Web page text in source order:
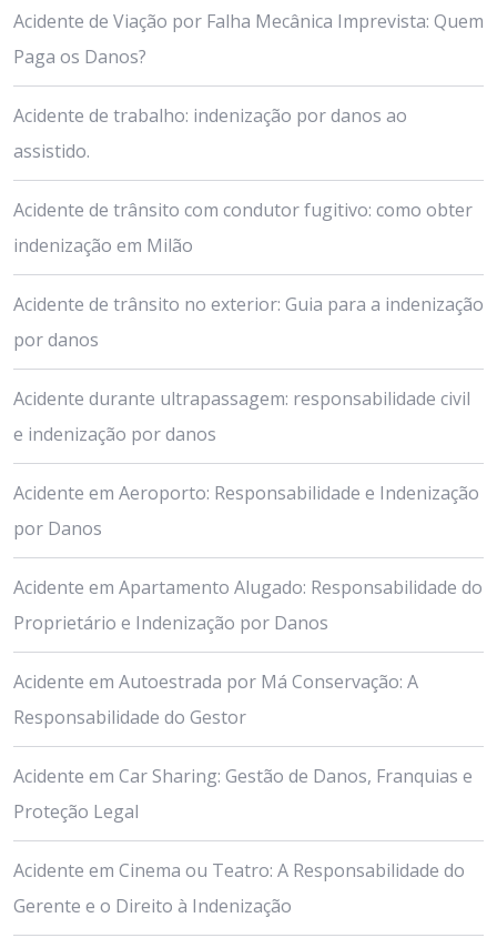
Acidente de Viação por Falha Mecânica Imprevista: Quem
Paga os Danos?
Acidente de trabalho: indenização por danos ao
assistido.
Acidente de trânsito com condutor fugitivo: como obter
indenização em Milão
Acidente de trânsito no exterior: Guia para a indenização
por danos
Acidente durante ultrapassagem: responsabilidade civil
e indenização por danos
Acidente em Aeroporto: Responsabilidade e Indenização
por Danos
Acidente em Apartamento Alugado: Responsabilidade do
Proprietário e Indenização por Danos
Acidente em Autoestrada por Má Conservação: A
Responsabilidade do Gestor
Acidente em Car Sharing: Gestão de Danos, Franquias e
Proteção Legal
Acidente em Cinema ou Teatro: A Responsabilidade do
Gerente e o Direito à Indenização